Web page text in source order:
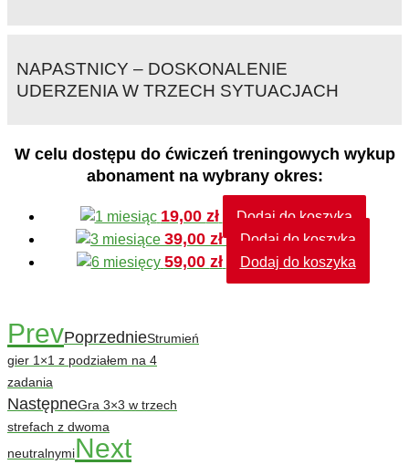
NAPASTNICY – DOSKONALENIE
UDERZENIA W TRZECH SYTUACJACH
W celu dostępu do ćwiczeń treningowych wykup
abonament na wybrany okres:
19,00 zł Dodaj do koszyka
39,00 zł Dodaj do koszyka
59,00 zł Dodaj do koszyka
PrevPoprzednieStrumień
gier 1×1 z podziałem na 4
zadania
NastępneGra 3×3 w trzech
strefach z dwoma
neutralnymiNext